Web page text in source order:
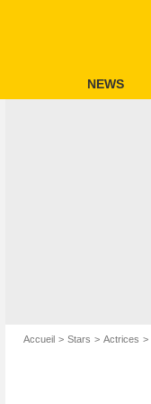
NEWS
Accueil Stars Actrices